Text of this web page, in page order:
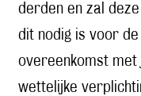
derden en zal
dit nodig is voor
overeenkomst met
wettelijke